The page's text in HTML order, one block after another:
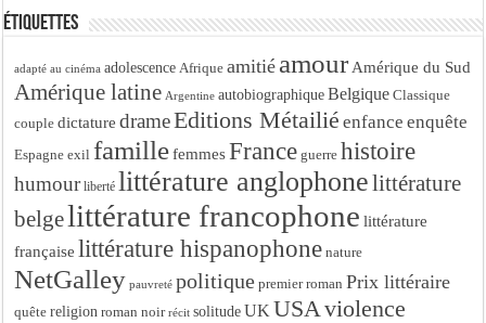
Étiquettes
adapté au cinéma adolescence Afrique amitié amour Amérique du Sud
Amérique latine Argentine autobiographique Belgique Classique
couple dictature drameEditions Métailié enfance enquête
Espagne exil famille femmes France guerre histoire
humour liberté littérature anglophonelittérature
belgelittérature francophone littérature
française littérature hispanophone nature
NetGalley pauvreté politique premier roman Prix littéraire
quête religion roman noir récit solitude UK USA violence